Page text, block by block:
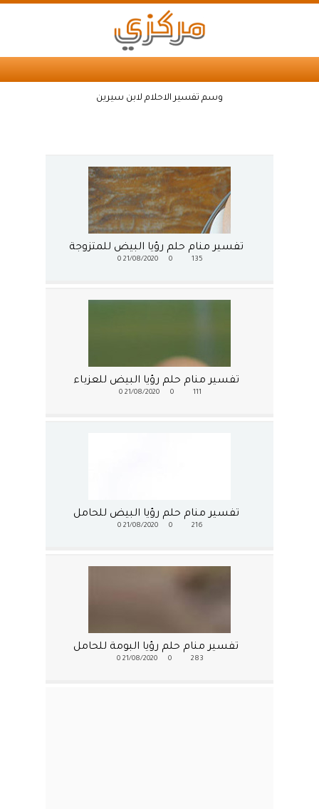
وسم تفسير الاحلام لابن سيرين
تفسير منام حلم رؤيا البيض للمتزوجة
135
21/08/2020
0
تفسير منام حلم رؤيا البيض للعزباء
111
21/08/2020
0
تفسير منام حلم رؤيا البيض للحامل
216
21/08/2020
0
تفسير منام حلم رؤيا البومة للحامل
283
21/08/2020
0